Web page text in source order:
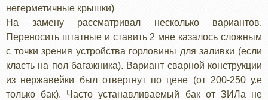
негерметичные крышки)
На замену рассматривал несколько вариантов.
Переносить штатные и ставить 2 мне казалось сложным
с точки зрения устройства горловины для заливки (если
класть на пол багажника). Вариант сварной конструкции
из нержавейки был отвергнут по цене (от 200-250 у.е
только бак). Часто устанавливаемый бак от ЗИЛа не